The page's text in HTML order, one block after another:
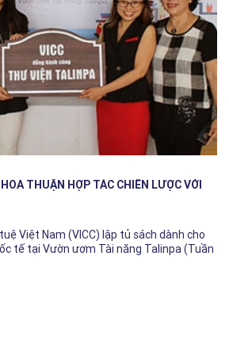
THUẬN HỢP TÁC CHIẾN LƯỢC VỚI
Việt Nam (VICC) lập tủ sách dành cho
tế tại Vườn ươm Tài năng Talinpa (Tuần